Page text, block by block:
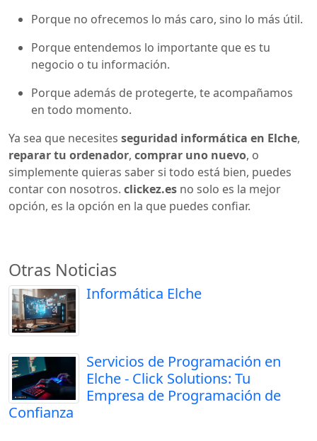
Porque no ofrecemos lo más caro, sino lo más útil.
Porque entendemos lo importante que es tu
negocio o tu información.
Porque además de protegerte, te acompañamos
en todo momento.
Ya sea que necesites seguridad informática en Elche,
reparar tu ordenador, comprar uno nuevo, o
simplemente quieras saber si todo está bien, puedes
contar con nosotros. clickez.es no solo es la mejor
opción, es la opción en la que puedes confiar.
Otras Noticias
Informática Elche
Servicios de Programación en
Elche - Click Solutions: Tu
Empresa de Programación de
Confianza